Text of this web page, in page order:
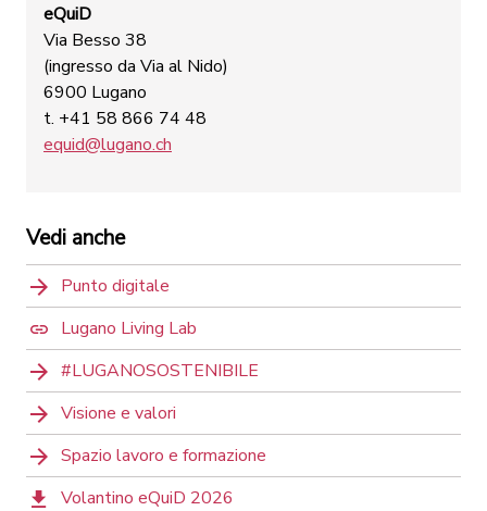
eQuiD
Via Besso 38
(ingresso da Via al Nido)
6900 Lugano
t. +41 58 866 74 48
equid@lugano.ch
Vedi anche
Punto digitale
Lugano Living Lab
#LUGANOSOSTENIBILE
Visione e valori
Spazio lavoro e formazione
Volantino eQuiD 2026